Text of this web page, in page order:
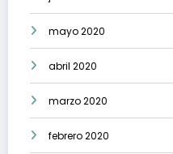
mayo 2020
abril 2020
marzo 2020
febrero 2020